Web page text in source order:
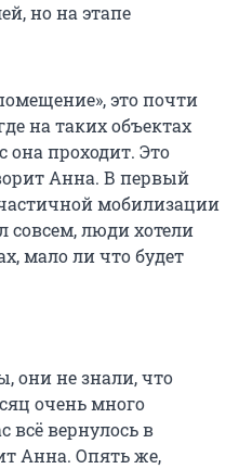
но на этапе
это почти
на таких объектах
она проходит. Это
Анна. В первый
мобилизации
совсем, люди хотели
мало ли что будет
они не знали, что
очень много
всё вернулось в
Анна. Опять же,